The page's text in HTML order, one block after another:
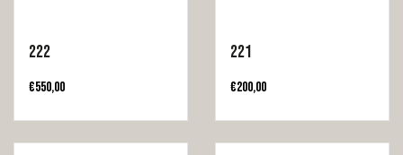
222
€550,00
221
€200,00